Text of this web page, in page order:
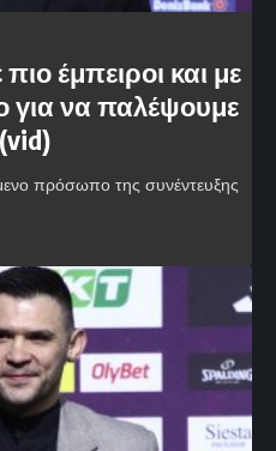
έμπειροι και με
για να παλέψουμε
πρόσωπο της συνέντευξης